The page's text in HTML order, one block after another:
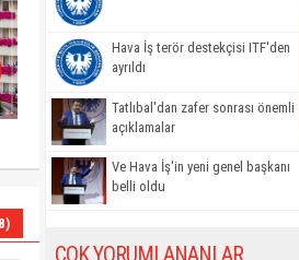
Hava İş terör destekçisi ITF'den
ayrıldı
Tatlıbal'dan zafer sonrası önemli
açıklamalar
Ve Hava İş'in yeni genel başkanı
belli oldu